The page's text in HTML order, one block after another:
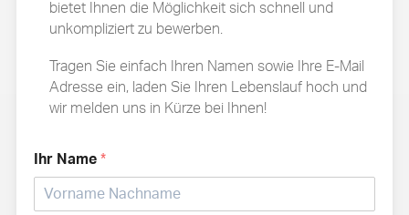
bietet Ihnen die Möglichkeit sich schnell und
unkompliziert zu bewerben.
Tragen Sie einfach Ihren Namen sowie Ihre E-Mail
Adresse ein, laden Sie Ihren Lebenslauf hoch und
wir melden uns in Kürze bei Ihnen!
Ihr Name *